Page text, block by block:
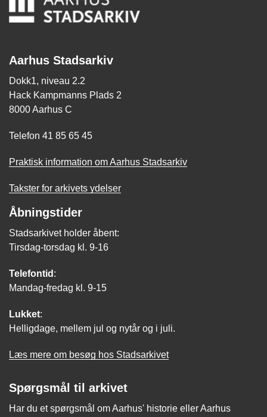
Aarhus Stadsarkiv
Dokk1, niveau 2.2
Hack Kampmanns Plads 2
8000 Aarhus C
Telefon 41 85 65 45
Praktisk information om Aarhus Stadsarkiv
Takster for arkivets ydelser
Åbningstider
Stadsarkivet holder åbent:
Tirsdag-torsdag kl. 9-16
Telefontid :
Mandag-fredag kl. 9-15
Lukket:
Helligdage, mellem jul og nytår og i juli.
Læs mere om besøg hos Stadsarkivet
Spørgsmål til arkivet
Har du et spørgsmål om Aarhus' historie eller Aarhus